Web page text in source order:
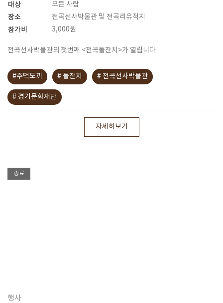
대상 모든 사람
장소 전곡선사박물관 및 전곡리유적지
참가비 3,000원
전곡선사박물관의 첫번째 <전곡돌잔치>가 열립니다
#주먹도끼 # 돌잔치 # 전곡선사박물관
# 경기문화재단
자세히보기
종료
행사